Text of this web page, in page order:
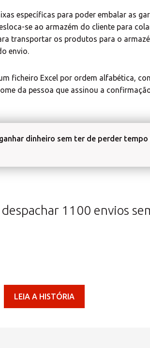
específicas para poder embalar as
se ao armazém do cliente para
transportar os produtos para o
envio.
ficheiro Excel por ordem alfabética,
da pessoa que assinou a
dinheiro sem ter de perder tempo
1100 envios
LEIA A HISTÓRIA
MBE
o código postal ou a localidade
PROCURAR
uma alternativa?